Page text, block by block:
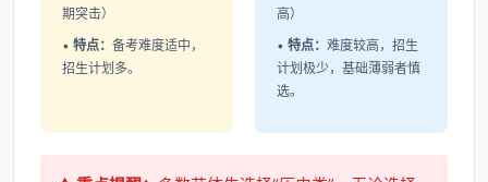
期突击）
• 特点： 备考难度适中，
招生计划多。
高）
• 特点： 难度较高，招生
计划极少，基础薄弱者慎
选。